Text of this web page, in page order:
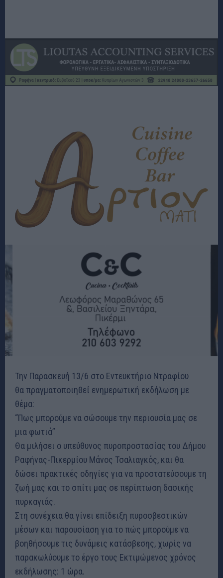
Την Παρασκευή 13/6 στο Εντευκτήριο Ντραφίου
θα πραγματοποιηθεί ενημερωτική εκδήλωση με
θέμα:
“Πως μπορούμε να σώσουμε την περιουσία μας σε
μια φωτιά”
Θα μιλήσει ο υπεύθυνος πυροπροστασίας του Δήμου
Ραφήνας-Πικερμίου Μάνος Τσαλιαγκός, και θα
δώσει πρακτικές οδηγίες για να προστατεύσουμε τη
ζωή μας και το σπίτι μας σε περίπτωση δασικής
πυρκαγιάς.
Στη συνέχεια θα γίνει επίδειξη πυροσβεστικών
μέσων και παρουσίαση για το πώς μπορούμε να
βοηθήσουμε τις δυνάμεις κατάσβεσης, χωρίς να
παρακωλύουμε το έργο τους Εκτιμώμενος χρόνος
εκδήλωσης: 1 ώρα.